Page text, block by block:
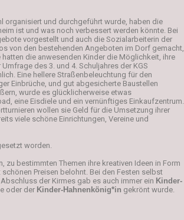
organisiert und durchgeführt wurde, haben die
ist und was noch verbessert werden könnte. Bei
vorgestellt und auch die Sozialarbeiterin der
von den bestehenden Angeboten im Dorf gemacht,
die anwesenden Kinder die Möglichkeit, ihre
des 3. und 4. Schuljahres der KGS
Eine hellere Straßenbeleuchtung für den
Einbrüche, und gut abgesicherte Baustellen
wurde es glücklicherweise etwas
eine Eisdiele und ein vernünftiges Einkaufzentrum.
wollen sie Geld für die Umsetzung ihrer
viele schöne Einrichtungen, Vereine und
worden.
zu bestimmten Themen ihre kreativen Ideen in Form
schönen Preisen belohnt. Bei den Festen selbst
der Kirmes gab es auch immer ein Kinder-
oder der Kinder-Hahnenkönig*in gekrönt wurde.